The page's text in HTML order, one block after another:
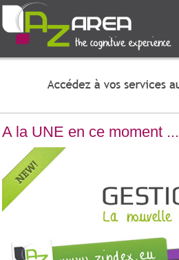
A la UNE en ce moment ...